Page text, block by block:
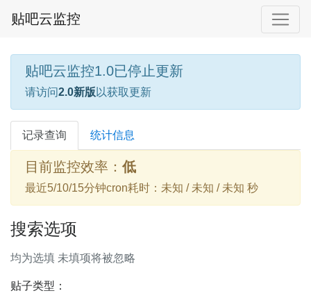
贴吧云监控
贴吧云监控1.0已停止更新
请访问2.0新版 以获取更新
记录查询 统计信息
目前监控效率： 低
最近5/10/15分钟cron耗时：未知 / 未知 / 未知 秒
搜索选项
均为选填 未填项将被忽略
贴子类型：